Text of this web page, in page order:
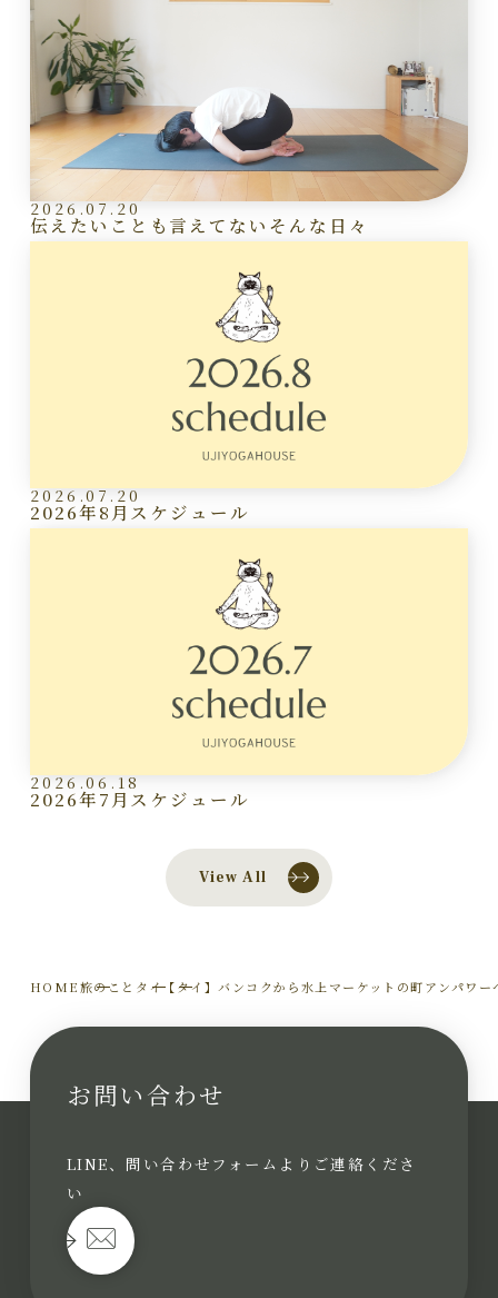
2026.07.20
伝えたいことも言えてないそんな日々
2026.07.20
2026年8月スケジュール
2026.06.18
2026年7月スケジュール
View All
HOME旅のこと タイ【タイ】バンコクから水上マーケットの町アンパワー
お問い合わせ
LINE、問い合わせフォームよりご連絡くださ
い